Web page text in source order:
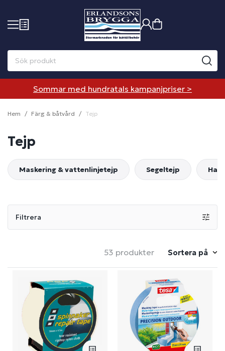
Sommar med hundratals kampanjpriser >
Hem Färg & båtvård Tejp
Tejp
Maskering & vattenlinjetejp Segeltejp
Filtrera
53 produkter Sortera på